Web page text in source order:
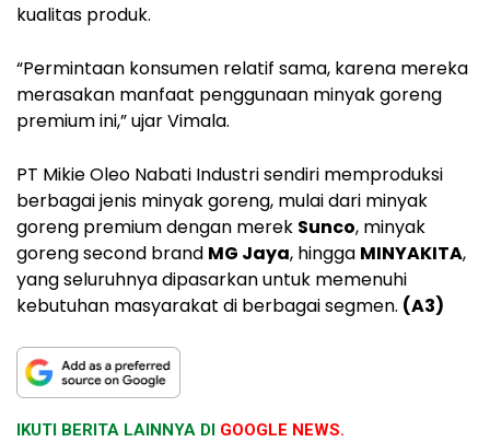
kualitas produk.
“Permintaan konsumen relatif sama, karena mereka
merasakan manfaat penggunaan minyak goreng
premium ini,” ujar Vimala.
PT Mikie Oleo Nabati Industri sendiri memproduksi
berbagai jenis minyak goreng, mulai dari minyak
goreng premium dengan merek Sunco, minyak
goreng second brand MG Jaya, hingga MINYAKITA,
yang seluruhnya dipasarkan untuk memenuhi
kebutuhan masyarakat di berbagai segmen. (A3)
IKUTI BERITA LAINNYA DI GOOGLE NEWS.